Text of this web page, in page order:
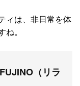
ィは、非日常を体
。
（リラ